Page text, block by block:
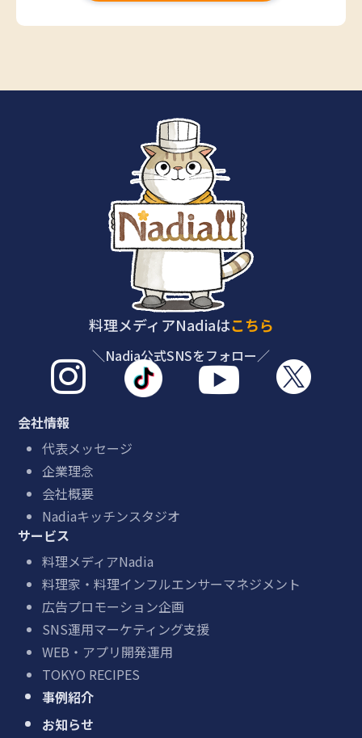
料理メディアNadiaはこちら
＼Nadia公式SNSをフォロー／
  
会社情報
代表メッセージ
企業理念
会社概要
Nadiaキッチンスタジオ
サービス
料理メディアNadia
料理家・料理インフルエンサーマネジメント
広告プロモーション企画
SNS運用マーケティング支援
WEB・アプリ開発運用
TOKYO RECIPES
事例紹介
お知らせ